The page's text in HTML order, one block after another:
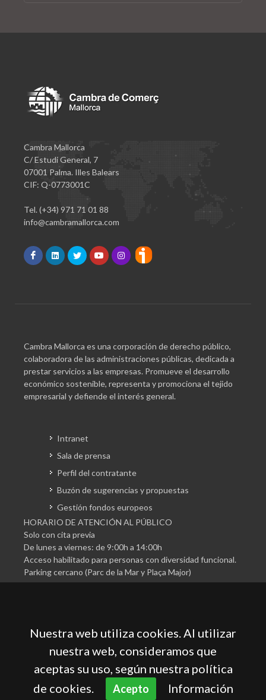
Cambra Mallorca
C/ Estudi General, 7
07001 Palma. Illes Balears
CIF: Q-0773001C
Tel. (+34) 971 71 01 88
info@cambramallorca.com
Cambra Mallorca es una corporación de derecho público,
colaboradora de las administraciones públicas, dedicada a
prestar servicios a las empresas. Promueve el desarrollo
económico sostenible, representa y promociona el tejido
empresarial y defiende el interés general.
Intranet
Sala de prensa
Perfil del contratante
Buzón de sugerencias y propuestas
Gestión fondos europeos
HORARIO DE ATENCIÓN AL PÚBLICO
Solo con cita previa
De lunes a viernes: de 9:00h a 14:00h
Acceso habilitado para personas con diversidad funcional.
Parking cercano (Parc de la Mar y Plaça Major)
Cámara Oficial de Comercio, Industria, Servicios y
Navegación de Mallorca
Nuestra web utiliza cookies. Al utilizar
nuestra web, consideramos que
aceptas su uso, según nuestra política
de cookies.
Acepto Información